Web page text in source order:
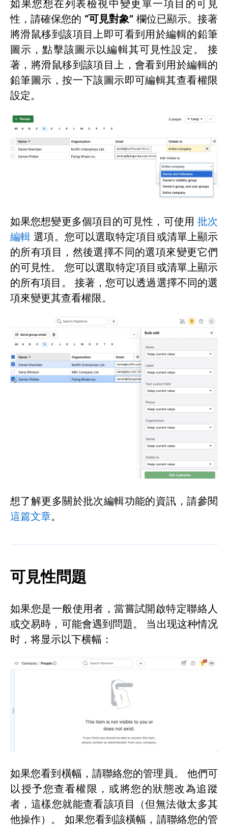
如果您想在列表檢視中變更單一項目的可見
性，請確保您的 “可見對象” 欄位已顯示。接著
將滑鼠移到該項目上即可看到用於編輯的鉛筆
圖示，點擊該圖示以編輯其可見性設定。 接
著，將滑鼠移到該項目上，會看到用於編輯的
鉛筆圖示，按一下該圖示即可編輯其查看權限
設定。
如果您想變更多個項目的可見性，可使用 批次
編輯 選項。您可以選取特定項目或清單上顯示
的所有項目，然後選擇不同的選項來變更它們
的可見性。 您可以選取特定項目或清單上顯示
的所有項目。 接著，您可以透過選擇不同的選
項來變更其查看權限。
想了解更多關於批次編輯功能的資訊，請參閱
這篇文章。
可見性問題
如果您是一般使用者，當嘗試開啟特定聯絡人
或交易時，可能會遇到問題。 当出现这种情况
时，将显示以下横幅：
如果您看到橫幅，請聯絡您的管理員。 他們可
以授予您查看權限，或將您的狀態改為追蹤
者，這樣您就能查看該項目（但無法做太多其
他操作）。 如果您看到該橫幅，請聯絡您的管